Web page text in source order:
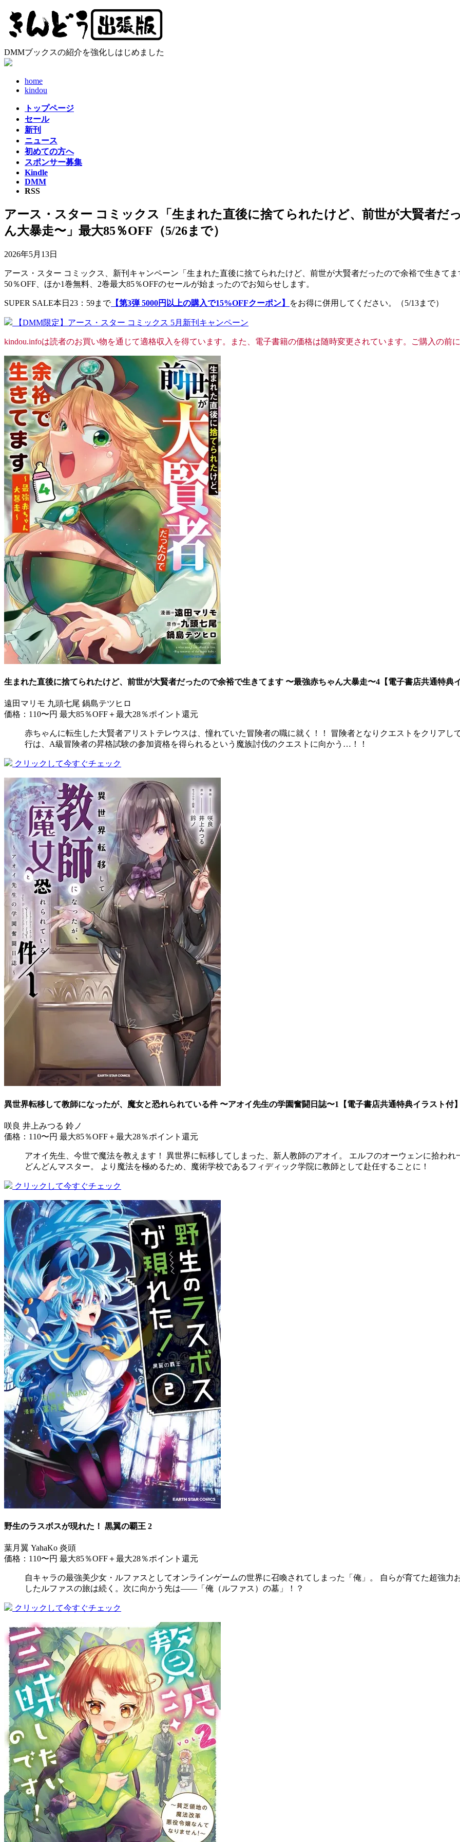
ン
テ
ツ
へ
ビ
ゲ
シ
ョ
DMMブックスの紹介を強化しはじめました
home
kindou
トップページ
セール
新刊
ニュース
初めての方へ
スポンサー募集
Kindle
DMM
RSS
アース・スター コミックス「生まれた直後に捨てられたけど、前世が大賢者だ
ん大暴走〜」最大85％OFF（5/26まで）
2026年5月13日
アース・スター コミックス、新刊キャンペーン「生まれた直後に捨てられたけど、前世が大賢者だったので余裕で生きて
50％OFF、ほか1巻無料、2巻最大85％OFFのセールが始まったのでお知らせします。
SUPER SALE本日23：59まで【第3弾 5000円以上の購入で15%OFFクーポン】 をお得に併用してください。（5/13まで）
【DMM限定】アース・スター コミックス 5月新刊キャンペーン
kindou.infoは読者のお買い物を通じて適格収入を得ています。また、電子書籍の価格は随時変更されています。ご購入の前
生まれた直後に捨てられたけど、前世が大賢者だったので余裕で生きてます 〜最強赤ちゃん大暴走〜4【電子書店共通特典
遠田マリモ 九頭七尾 鍋島テツヒロ
価格：110〜円 最大85％OFF＋最大28％ポイント還元
赤ちゃんに転生した大賢者アリストテレウスは、憧れていた冒険者の職に就く！！ 冒険者となりクエストをクリアし
行は、A級冒険者の昇格試験の参加資格を得られるという魔族討伐のクエストに向かう…！！
クリックして今すぐチェック
異世界転移して教師になったが、魔女と恐れられている件 〜アオイ先生の学園奮闘日誌〜1【電子書店共通特典イラスト付】
咲良 井上みつる 鈴ノ
価格：110〜円 最大85％OFF＋最大28％ポイント還元
アオイ先生、今世で魔法を教えます！ 異世界に転移してしまった、新人教師のアオイ。 エルフのオーウェンに拾わ
どんどんマスター。 より魔法を極めるため、魔術学校であるフィディック学院に教師として赴任することに！
クリックして今すぐチェック
野生のラスボスが現れた！ 黒翼の覇王 2
葉月翼 YahaKo 炎頭
価格：110〜円 最大85％OFF＋最大28％ポイント還元
自キャラの最強美少女・ルファスとしてオンラインゲームの世界に召喚されてしまった「俺」。 自らが育てた超強力
したルファスの旅は続く。次に向かう先は――「俺（ルファス）の墓」！？
クリックして今すぐチェック